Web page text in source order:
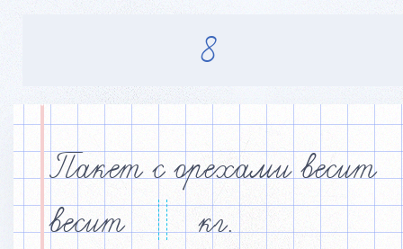
8
Пакет с орехами весит
весит
кг.